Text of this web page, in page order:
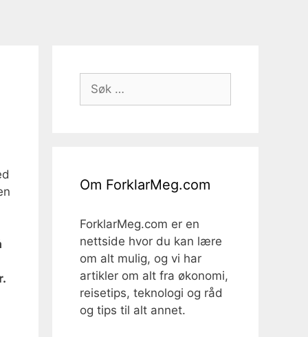
Søk
etter:
Om ForklarMeg.com
ForklarMeg.com er en
nettside hvor du kan lære
om alt mulig, og vi har
artikler om alt fra økonomi,
reisetips, teknologi og råd
og tips til alt annet.